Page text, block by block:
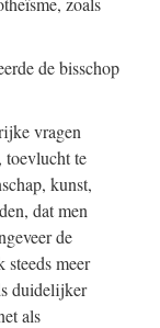
de bisschop
vragen
toevlucht te
kunst,
dat men
de
steeds meer
duidelijker
als